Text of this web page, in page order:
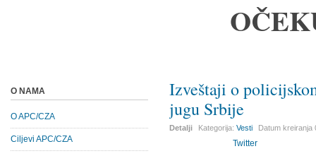
Izveštaji o
jugu Srbije
Detalji Kategorija:Vesti Datum kreiranja
Twitter
O NAMA
O APC/CZA
Ciljevi APC/CZA